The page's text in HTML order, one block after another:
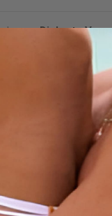
Diskrete
Wenn